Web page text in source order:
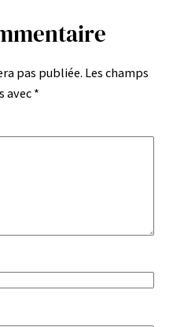
pas publiée. Les champs
avec *